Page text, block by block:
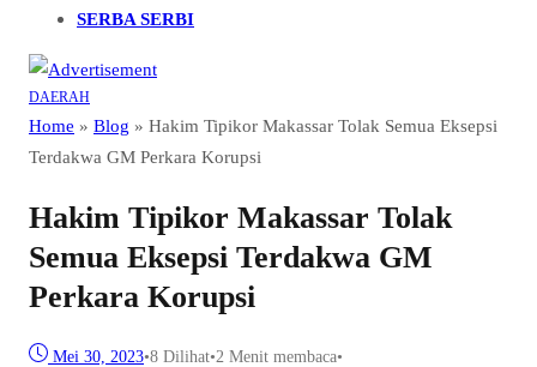
SERBA SERBI
DAERAH
Home » Blog » Hakim Tipikor Makassar Tolak Semua Eksepsi
Terdakwa GM Perkara Korupsi
Hakim Tipikor Makassar Tolak
Semua Eksepsi Terdakwa GM
Perkara Korupsi
Mei 30, 2023•8 Dilihat•2 Menit membaca•